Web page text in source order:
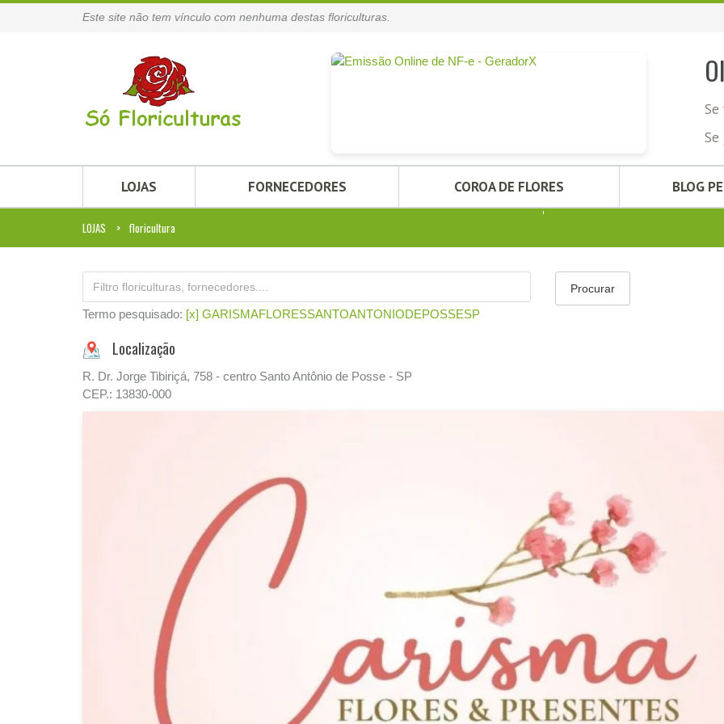
Este site não tem vínculo com nenhuma destas floriculturas.
Se
Se
LOJAS FORNECEDORES COROA DE FLORES BLOG
LOJAS floricultura
Termo pesquisado: [x] GARISMAFLORESSANTOANTONIODEPOSSESP
Localização
R. Dr. Jorge Tibiriçá, 758 - centro Santo Antônio de Posse - SP
CEP.: 13830-000